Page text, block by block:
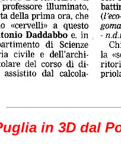
in 3D dal